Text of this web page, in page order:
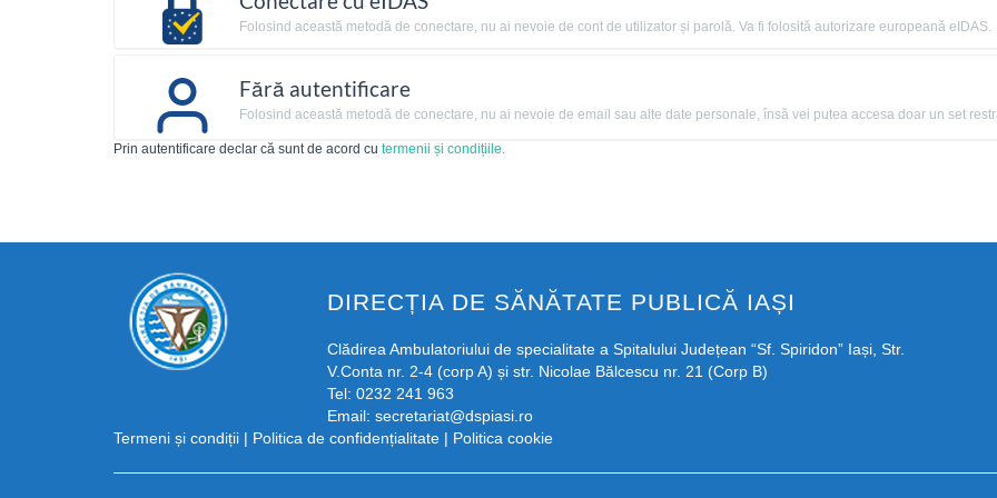
Folosind această metodă de conectare, nu ai nevoie de cont de utilizator și parolă. Va fi folosită autorizare europeană eIDAS.
Fără autentificare
Folosind această metodă de conectare, nu ai nevoie de email sau alte date personale, însă vei putea accesa doar un set
Prin autentificare declar că sunt de acord cu termenii și condițiile.
DIRECȚIA DE SĂNĂTATE PUBLICĂ IAȘI
Clădirea Ambulatoriului de specialitate a Spitalului Județean “Sf. Spiridon” Iași, Str.
V.Conta nr. 2-4 (corp A) și str. Nicolae Bălcescu nr. 21 (Corp B)
Tel: 0232 241 963
Email: secretariat@dspiasi.ro
Termeni și condiții | Politica de confidențialitate | Politica cookie